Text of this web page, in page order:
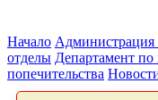
Начало Администрация
отделы Департамент
попечительства